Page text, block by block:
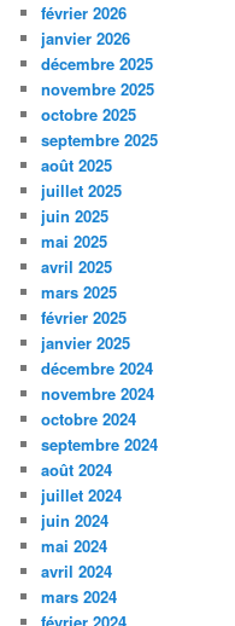
février 2026
janvier 2026
décembre 2025
novembre 2025
octobre 2025
septembre 2025
août 2025
juillet 2025
juin 2025
mai 2025
avril 2025
mars 2025
février 2025
janvier 2025
décembre 2024
novembre 2024
octobre 2024
septembre 2024
août 2024
juillet 2024
juin 2024
mai 2024
avril 2024
mars 2024